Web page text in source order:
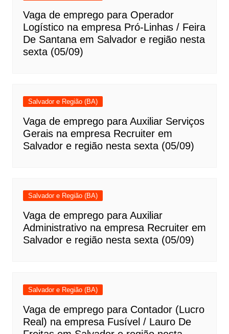
Vaga de emprego para Operador
Logístico na empresa Pró-Linhas / Feira
De Santana em Salvador e região nesta
sexta (05/09)
Salvador e Região (BA)
Vaga de emprego para Auxiliar Serviços
Gerais na empresa Recruiter em
Salvador e região nesta sexta (05/09)
Salvador e Região (BA)
Vaga de emprego para Auxiliar
Administrativo na empresa Recruiter em
Salvador e região nesta sexta (05/09)
Salvador e Região (BA)
Vaga de emprego para Contador (Lucro
Real) na empresa Fusível / Lauro De